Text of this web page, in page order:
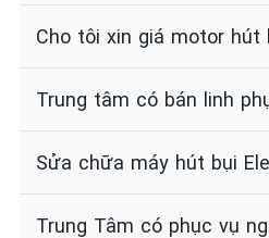
Cho tôi xin giá motor hút
Trung tâm có bán linh
Sửa chữa máy hút bụi
Trung Tâm có phục vụ